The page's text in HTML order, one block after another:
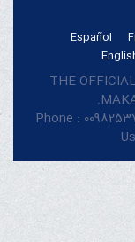
Español
THE
Phone :